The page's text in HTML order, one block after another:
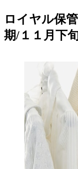
ロイヤル保
期/１１月下旬